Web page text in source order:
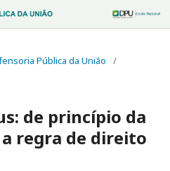
Pública da União
/
de princípio da
regra de direito